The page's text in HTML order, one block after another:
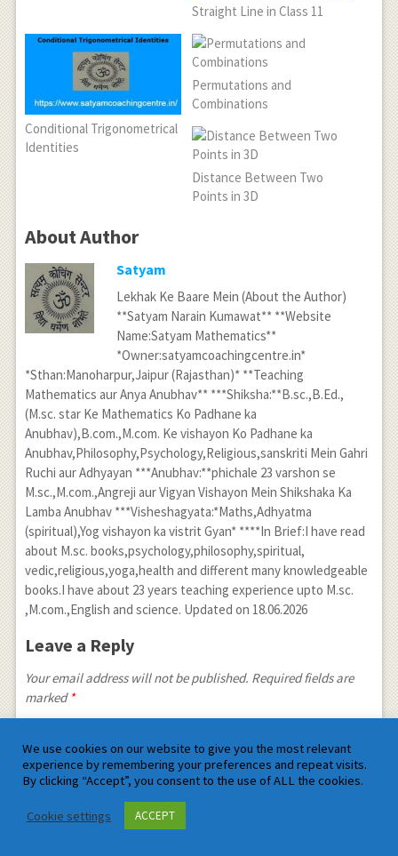
Straight Line in Class 11
Conditional Trigonometrical
Identities
Permutations and
Combinations
Distance Between Two
Points in 3D
About Author
Satyam
Lekhak Ke Baare Mein (About the Author)
**Satyam Narain Kumawat** **Website
Name:Satyam Mathematics**
*Owner:satyamcoachingcentre.in*
*Sthan:Manoharpur,Jaipur (Rajasthan)* **Teaching
Mathematics aur Anya Anubhav** ***Shiksha:**B.sc.,B.Ed.,
(M.sc. star Ke Mathematics Ko Padhane ka
Anubhav),B.com.,M.com. Ke vishayon Ko Padhane ka
Anubhav,Philosophy,Psychology,Religious,sanskriti Mein Gahri
Ruchi aur Adhyayan ***Anubhav:**phichale 23 varshon se
M.sc.,M.com.,Angreji aur Vigyan Vishayon Mein Shikshaka Ka
Lamba Anubhav ***Visheshagyata:*Maths,Adhyatma
(spiritual),Yog vishayon ka vistrit Gyan* ****In Brief:I have read
about M.sc. books,psychology,philosophy,spiritual,
vedic,religious,yoga,health and different many knowledgeable
books.I have about 23 years teaching experience upto M.sc.
,M.com.,English and science. Updated on 18.06.2026
Leave a Reply
Your email address will not be published. Required fields are
marked *
We use cookies on our website to give you the most relevant
experience by remembering your preferences and repeat visits.
By clicking “Accept”, you consent to the use of ALL the cookies.
Cookie settings ACCEPT